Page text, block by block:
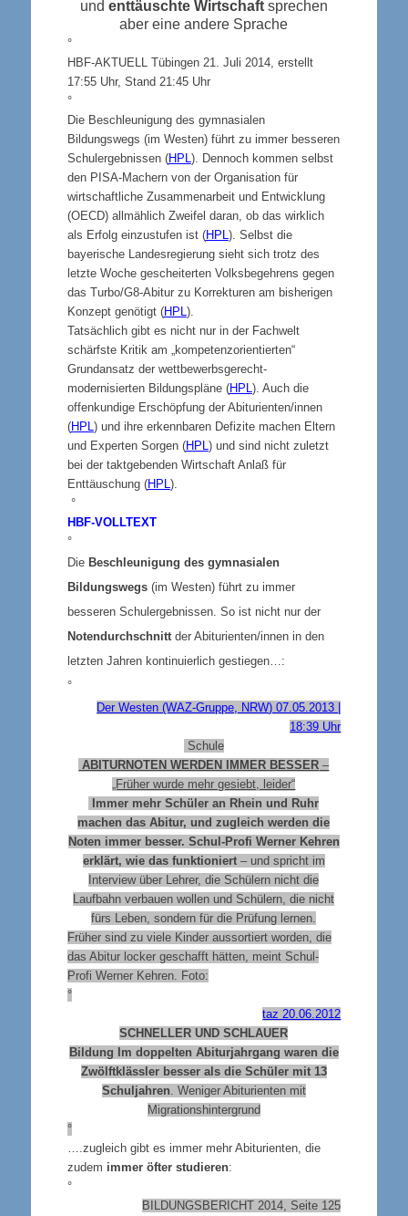
und enttäuschte Wirtschaftsprechen
aber eine andere Sprache
°
HBF-AKTUELL Tübingen 21. Juli 2014, erstellt
17:55 Uhr, Stand 21:45 Uhr
°
Die Beschleunigung des gymnasialen
Bildungswegs (im Westen) führt zu immer besseren
Schulergebnissen (HPL ). Dennoch kommen selbst
den PISA-Machern von der Organisation für
wirtschaftliche Zusammenarbeit und Entwicklung
(OECD) allmählich Zweifel daran, ob das wirklich
als Erfolg einzustufen ist (HPL ). Selbst die
bayerische Landesregierung sieht sich trotz des
letzte Woche gescheiterten Volksbegehrens gegen
das Turbo/G8-Abitur zu Korrekturen am bisherigen
Konzept genötigt (HPL ).
Tatsächlich gibt es nicht nur in der Fachwelt
schärfste Kritik am „kompetenzorientierten“
Grundansatz der wettbewerbsgerecht-
modernisierten Bildungspläne (HPL ). Auch die
offenkundige Erschöpfung der Abiturienten/innen
(HPL ) und ihre erkennbaren Defizite machen Eltern
und Experten Sorgen (HPL ) und sind nicht zuletzt
bei der taktgebenden Wirtschaft Anlaß für
Enttäuschung (HPL ).
°
HBF-VOLLTEXT
°
Die Beschleunigung des gymnasialen
Bildungswegs(im Westen) führt zu immer
besseren Schulergebnissen. So ist nicht nur der
Notendurchschnittder Abiturienten/innen in den
letzten Jahren kontinuierlich gestiegen…:
°
Der Westen (WAZ-Gruppe, NRW) 07.05.2013 |
18:39 Uhr
Schule
ABITURNOTEN WERDEN IMMER BESSER –
„Früher wurde mehr gesiebt, leider“
Immer mehr Schüler an Rhein und Ruhr
machen das Abitur, und zugleich werden die
Noten immer besser. Schul-Profi Werner Kehren
erklärt, wie das funktioniert– und spricht im
Interview über Lehrer, die Schülern nicht die
Laufbahn verbauen wollen und Schülern, die nicht
fürs Leben, sondern für die Prüfung lernen.
Früher sind zu viele Kinder aussortiert worden, die
das Abitur locker geschafft hätten, meint Schul-
Profi Werner Kehren. Foto:
°
taz 20.06.2012
SCHNELLER UND SCHLAUER
Bildung Im doppelten Abiturjahrgang waren die
Zwölftklässler besser als die Schüler mit 13
Schuljahren . Weniger Abiturienten mit
Migrationshintergrund
°
….zugleich gibt es immer mehr Abiturienten, die
zudem immer öfter studieren:
°
BILDUNGSBERICHT 2014, Seite 125